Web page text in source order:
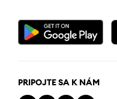
PRIPOJTE SA K NÁM